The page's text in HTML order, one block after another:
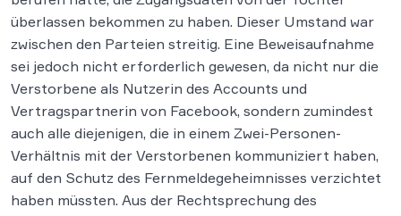
überlassen bekommen zu haben. Dieser Umstand war
zwischen den Parteien streitig. Eine Beweisaufnahme
sei jedoch nicht erforderlich gewesen, da nicht nur die
Verstorbene als Nutzerin des Accounts und
Vertragspartnerin von Facebook, sondern zumindest
auch alle diejenigen, die in einem Zwei-Personen-
Verhältnis mit der Verstorbenen kommuniziert haben,
auf den Schutz des Fernmeldegeheimnisses verzichtet
haben müssten. Aus der Rechtsprechung des